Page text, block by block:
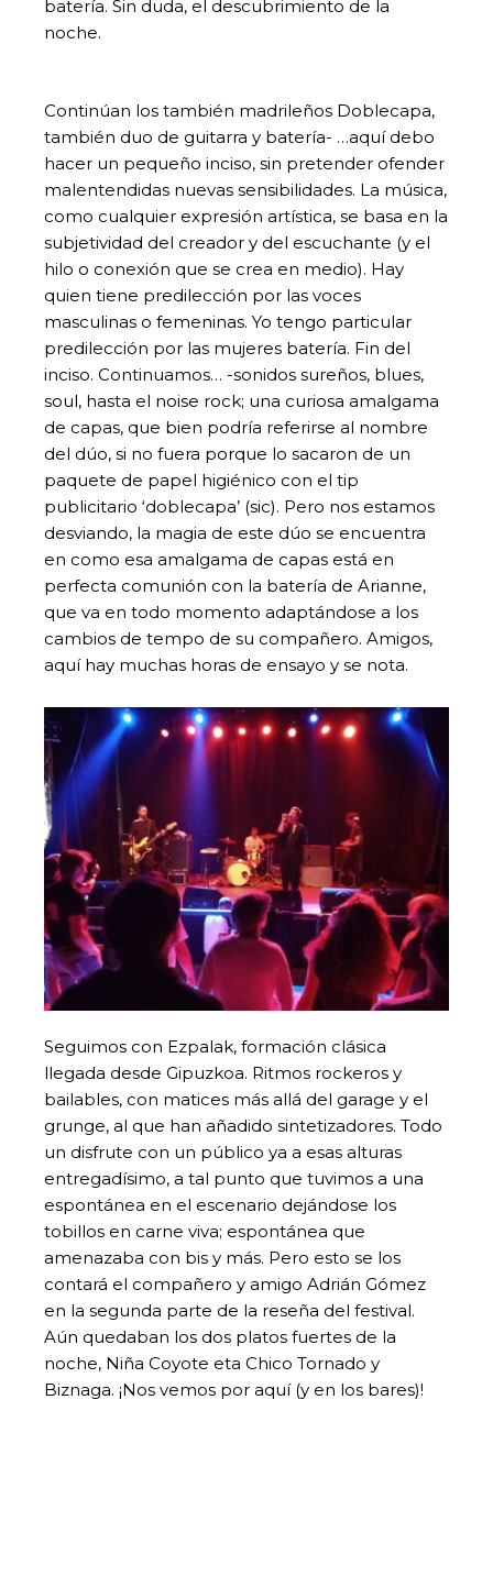
batería. Sin duda, el descubrimiento de la
noche.
Continúan los también madrileños Doblecapa,
también duo de guitarra y batería- …aquí debo
hacer un pequeño inciso, sin pretender ofender
malentendidas nuevas sensibilidades. La música,
como cualquier expresión artística, se basa en la
subjetividad del creador y del escuchante (y el
hilo o conexión que se crea en medio). Hay
quien tiene predilección por las voces
masculinas o femeninas. Yo tengo particular
predilección por las mujeres batería. Fin del
inciso. Continuamos… -sonidos sureños, blues,
soul, hasta el noise rock; una curiosa amalgama
de capas, que bien podría referirse al nombre
del dúo, si no fuera porque lo sacaron de un
paquete de papel higiénico con el tip
publicitario ‘doblecapa’ (sic). Pero nos estamos
desviando, la magia de este dúo se encuentra
en como esa amalgama de capas está en
perfecta comunión con la batería de Arianne,
que va en todo momento adaptándose a los
cambios de tempo de su compañero. Amigos,
aquí hay muchas horas de ensayo y se nota.
Seguimos con Ezpalak, formación clásica
llegada desde Gipuzkoa. Ritmos rockeros y
bailables, con matices más allá del garage y el
grunge, al que han añadido sintetizadores. Todo
un disfrute con un público ya a esas alturas
entregadísimo, a tal punto que tuvimos a una
espontánea en el escenario dejándose los
tobillos en carne viva; espontánea que
amenazaba con bis y más. Pero esto se los
contará el compañero y amigo Adrián Gómez
en la segunda parte de la reseña del festival.
Aún quedaban los dos platos fuertes de la
noche, Niña Coyote eta Chico Tornado y
Biznaga. ¡Nos vemos por aquí (y en los bares)!